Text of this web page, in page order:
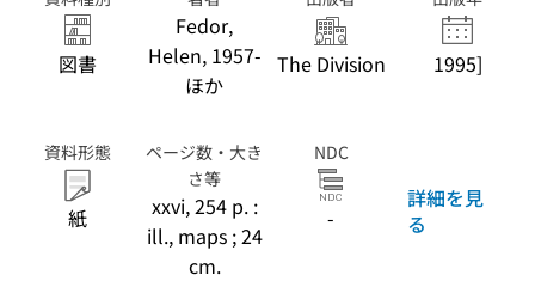
図書
Fedor,
Helen, 1957-
ほか
The Division 1995]
資料形態
紙
ページ数・大き
さ等
xxvi, 254 p. :
ill., maps ; 24
cm.
NDC
-
詳細を見
る